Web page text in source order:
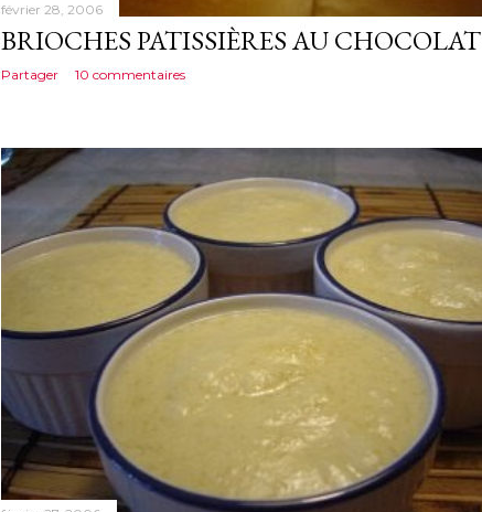
février 28, 2006
BRIOCHES PATISSIÈRES AU CHOCOLAT
Partager 10 commentaires